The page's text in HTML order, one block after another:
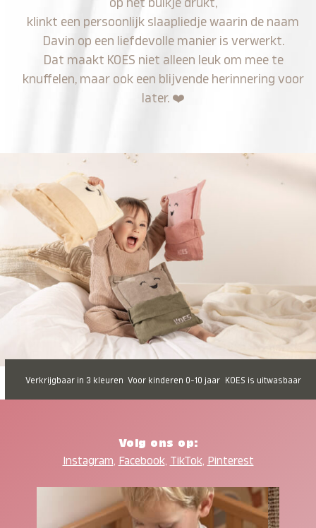
op het buikje drukt,
klinkt een persoonlijk slaapliedje waarin de naam
Davin op een liefdevolle manier is verwerkt.
Dat maakt KOES niet alleen leuk om mee te
knuffelen, maar ook een blijvende herinnering voor
later. ❤️
Verkrijgbaar in 3 kleuren Voor kinderen 0-10 jaar KOES is uitwasbaar
Volg ons op:
Instagram, Facebook, TikTok, Pinterest